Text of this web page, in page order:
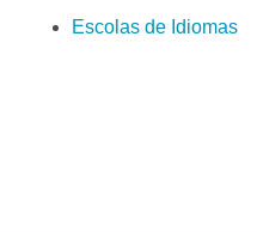
Escolas de Idiomas